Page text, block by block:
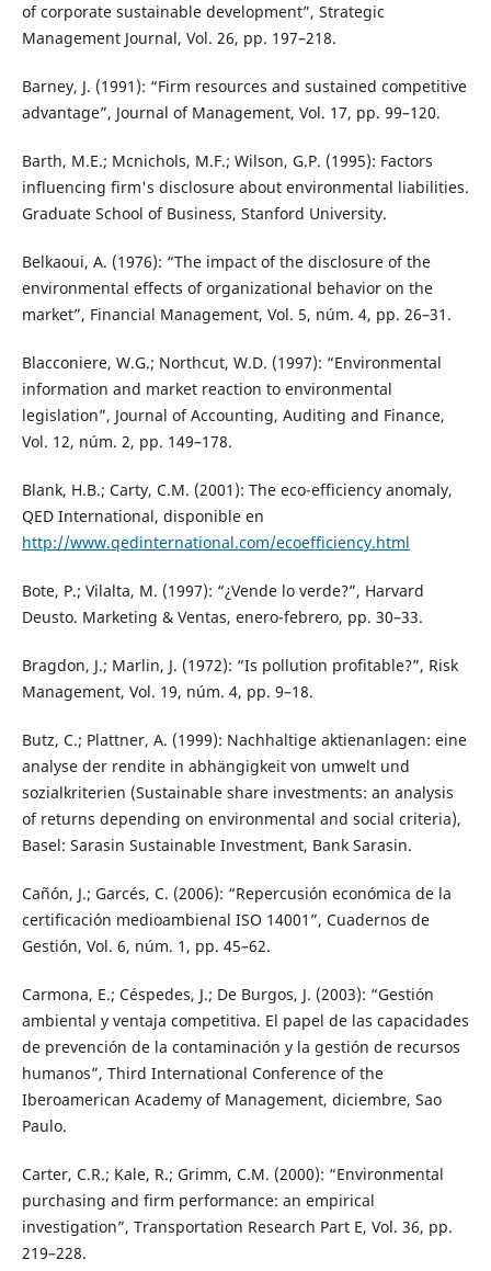
of corporate sustainable development”, Strategic
Management Journal, Vol. 26, pp. 197–218.
Barney, J. (1991): “Firm resources and sustained competitive
advantage”, Journal of Management, Vol. 17, pp. 99–120.
Barth, M.E.; Mcnichols, M.F.; Wilson, G.P. (1995): Factors
influencing firm's disclosure about environmental liabilities.
Graduate School of Business, Stanford University.
Belkaoui, A. (1976): “The impact of the disclosure of the
environmental effects of organizational behavior on the
market”, Financial Management, Vol. 5, núm. 4, pp. 26–31.
Blacconiere, W.G.; Northcut, W.D. (1997): “Environmental
information and market reaction to environmental
legislation”, Journal of Accounting, Auditing and Finance,
Vol. 12, núm. 2, pp. 149–178.
Blank, H.B.; Carty, C.M. (2001): The eco-efficiency anomaly,
QED International, disponible en
http://www.qedinternational.com/ecoefficiency.html
Bote, P.; Vilalta, M. (1997): “¿Vende lo verde?”, Harvard
Deusto. Marketing & Ventas, enero-febrero, pp. 30–33.
Bragdon, J.; Marlin, J. (1972): “Is pollution profitable?”, Risk
Management, Vol. 19, núm. 4, pp. 9–18.
Butz, C.; Plattner, A. (1999): Nachhaltige aktienanlagen: eine
analyse der rendite in abhängigkeit von umwelt und
sozialkriterien (Sustainable share investments: an analysis
of returns depending on environmental and social criteria),
Basel: Sarasin Sustainable Investment, Bank Sarasin.
Cañón, J.; Garcés, C. (2006): “Repercusión económica de la
certificación medioambienal ISO 14001”, Cuadernos de
Gestión, Vol. 6, núm. 1, pp. 45–62.
Carmona, E.; Céspedes, J.; De Burgos, J. (2003): “Gestión
ambiental y ventaja competitiva. El papel de las capacidades
de prevención de la contaminación y la gestión de recursos
humanos”, Third International Conference of the
Iberoamerican Academy of Management, diciembre, Sao
Paulo.
Carter, C.R.; Kale, R.; Grimm, C.M. (2000): “Environmental
purchasing and firm performance: an empirical
investigation”, Transportation Research Part E, Vol. 36, pp.
219–228.